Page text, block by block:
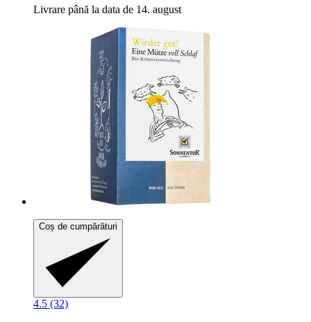
Livrare până la data de 14. august
Coș de cumpărături
4.5 (32)